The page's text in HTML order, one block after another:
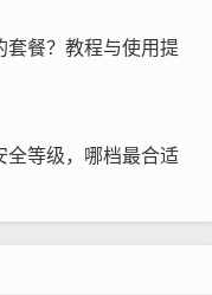
。
餐？教程与使用提
全等级，哪档最合适